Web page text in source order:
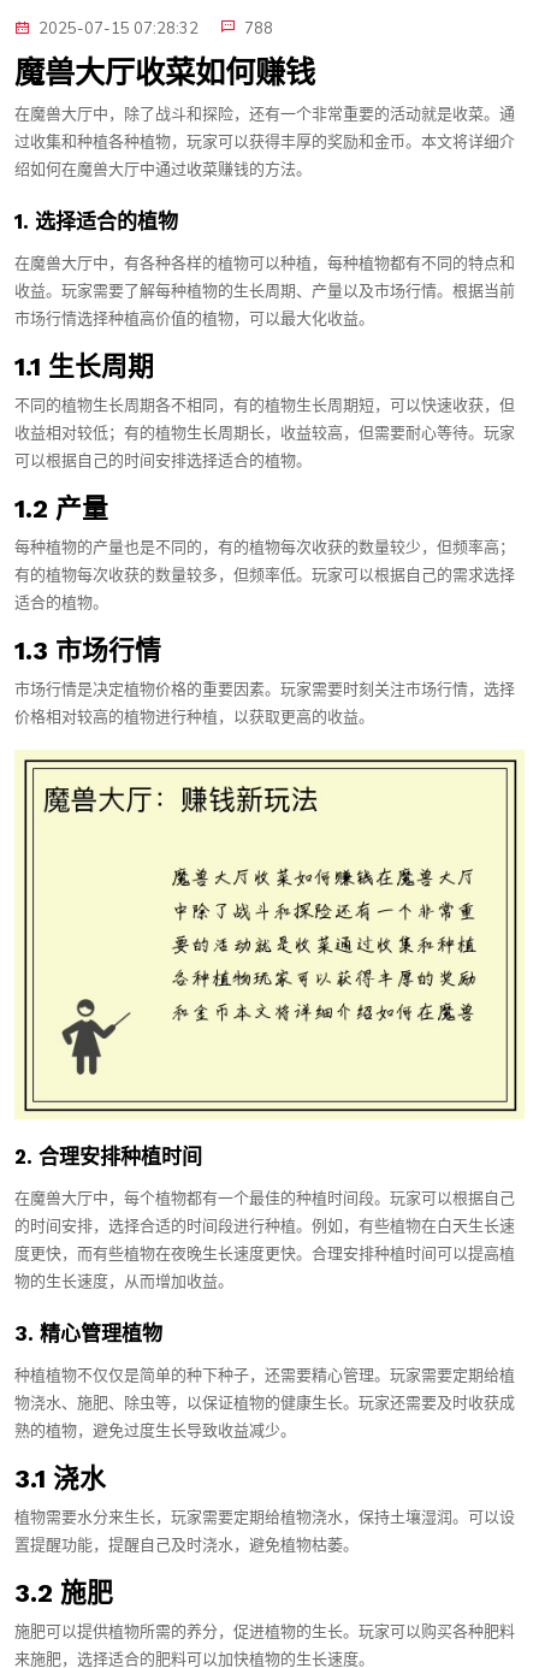
2025-07-15 07:28:32 788
魔兽大厅收菜如何赚钱
在魔兽大厅中，除了战斗和探险，还有一个非常重要的活动就是收菜。通
过收集和种植各种植物，玩家可以获得丰厚的奖励和金币。本文将详细介
绍如何在魔兽大厅中通过收菜赚钱的方法。
1. 选择适合的植物
在魔兽大厅中，有各种各样的植物可以种植，每种植物都有不同的特点和
收益。玩家需要了解每种植物的生长周期、产量以及市场行情。根据当前
市场行情选择种植高价值的植物，可以最大化收益。
1.1 生长周期
不同的植物生长周期各不相同，有的植物生长周期短，可以快速收获，但
收益相对较低；有的植物生长周期长，收益较高，但需要耐心等待。玩家
可以根据自己的时间安排选择适合的植物。
1.2 产量
每种植物的产量也是不同的，有的植物每次收获的数量较少，但频率高；
有的植物每次收获的数量较多，但频率低。玩家可以根据自己的需求选择
适合的植物。
1.3 市场行情
市场行情是决定植物价格的重要因素。玩家需要时刻关注市场行情，选择
价格相对较高的植物进行种植，以获取更高的收益。
2. 合理安排种植时间
在魔兽大厅中，每个植物都有一个最佳的种植时间段。玩家可以根据自己
的时间安排，选择合适的时间段进行种植。例如，有些植物在白天生长速
度更快，而有些植物在夜晚生长速度更快。合理安排种植时间可以提高植
物的生长速度，从而增加收益。
3. 精心管理植物
种植植物不仅仅是简单的种下种子，还需要精心管理。玩家需要定期给植
物浇水、施肥、除虫等，以保证植物的健康生长。玩家还需要及时收获成
熟的植物，避免过度生长导致收益减少。
3.1 浇水
植物需要水分来生长，玩家需要定期给植物浇水，保持土壤湿润。可以设
置提醒功能，提醒自己及时浇水，避免植物枯萎。
3.2 施肥
施肥可以提供植物所需的养分，促进植物的生长。玩家可以购买各种肥料
来施肥，选择适合的肥料可以加快植物的生长速度。